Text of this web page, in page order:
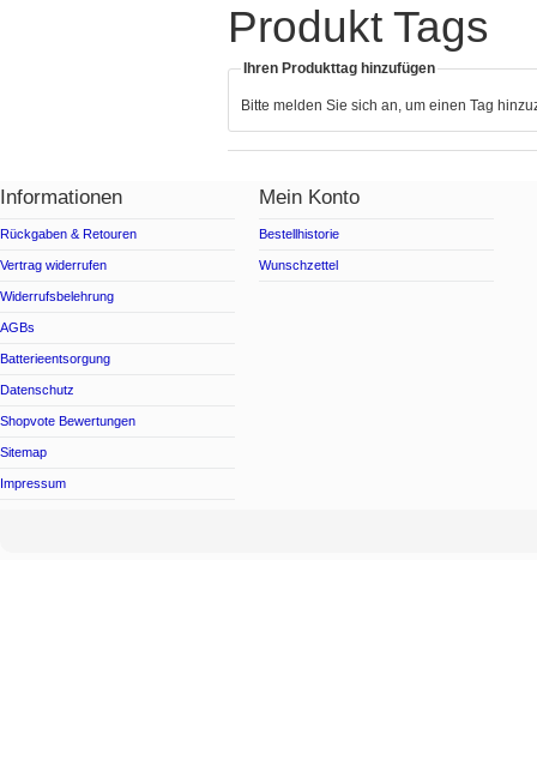
Produkt Tags
Ihren Produkttag hinzufügen
Bitte melden Sie sich an, um einen Tag
Informationen
Rückgaben & Retouren
Vertrag widerrufen
Widerrufsbelehrung
AGBs
Batterieentsorgung
Datenschutz
Shopvote Bewertungen
Sitemap
Impressum
Mein Konto
Bestellhistorie
Wunschzettel